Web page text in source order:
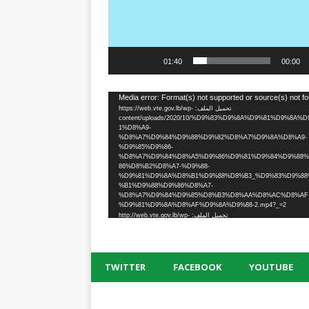
00:00
01:40
Media error: Format(s) not supported or source(s) not
تحميل الملف: https://web.vte.gov.lb/wp-
content/uploads/2020/10/
1%D8%A9-
%D8%A7%D9%84%D9%88%D9%82%D8%A7%D9%8A%D8%A9-
%D9%85%D9%86-
86%D8%B2%D8%A7-%D9%88-
%B1%D9%88%D9%86%D8%A7-
%D9%81%D9%8A%D8%AF%D9%8A%D9%88-2.mp4?_=2
تحميل الملف: http://web.vte.gov.lb/wp-
%D9%85%D9%86-
YOUTUBE
FACEBOOK
TWITTER